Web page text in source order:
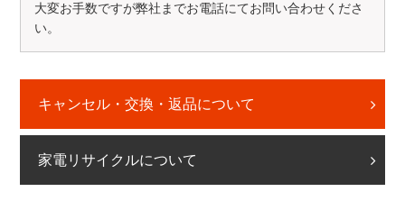
大変お手数ですが弊社までお電話にてお問い合わせくださ
い。
キャンセル・交換・返品について
家電リサイクルについて